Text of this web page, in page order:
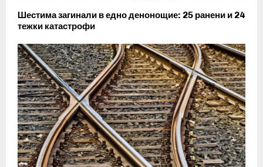
Шестима загинали в едно денонощие: 25 ранени и 24
тежки катастрофи